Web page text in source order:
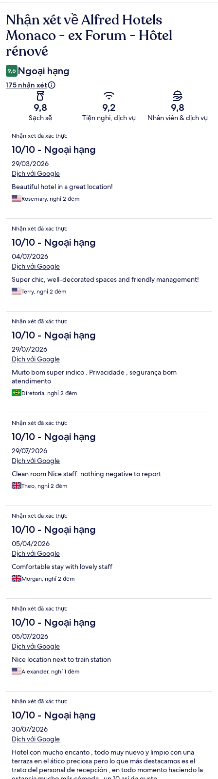
Nhận
xét
Nhận xét về Alfred Hotels
Monaco - ex Forum - Hôtel
rénové
9,6 Ngoại hạng
175 nhận xét
9,8
Sạch sẽ
9,2
Tiện nghi, dịch vụ
9,8
Nhân viên & dịch vụ
Nhận
xét
Nhận xét đã xác thực
10/10 - Ngoại hạng
29/03/2026
Dịch với Google
Beautiful hotel in a great location!
Rosemary, nghỉ 2 đêm
Nhận xét đã xác thực
10/10 - Ngoại hạng
04/07/2026
Dịch với Google
Super chic, well-decorated spaces and friendly management!
Terry, nghỉ 2 đêm
Nhận xét đã xác thực
10/10 - Ngoại hạng
29/07/2026
Dịch với Google
Muito bom super indico . Privacidade , segurança bom
atendimento
Diretoria, nghỉ 2 đêm
Nhận xét đã xác thực
10/10 - Ngoại hạng
29/07/2026
Dịch với Google
Clean room Nice staff..nothing negative to report
Theo, nghỉ 2 đêm
Nhận xét đã xác thực
10/10 - Ngoại hạng
05/04/2026
Dịch với Google
Comfortable stay with lovely staff
Morgan, nghỉ 2 đêm
Nhận xét đã xác thực
10/10 - Ngoại hạng
05/07/2026
Dịch với Google
Nice location next to train station
Alexander, nghỉ 1 đêm
Nhận xét đã xác thực
10/10 - Ngoại hạng
30/07/2026
Dịch với Google
Hotel con mucho encanto , todo muy nuevo y limpio con una
terraza en el ático preciosa pero lo que más destacamos es el
trato del personal de recepción , en todo momento haciendo la